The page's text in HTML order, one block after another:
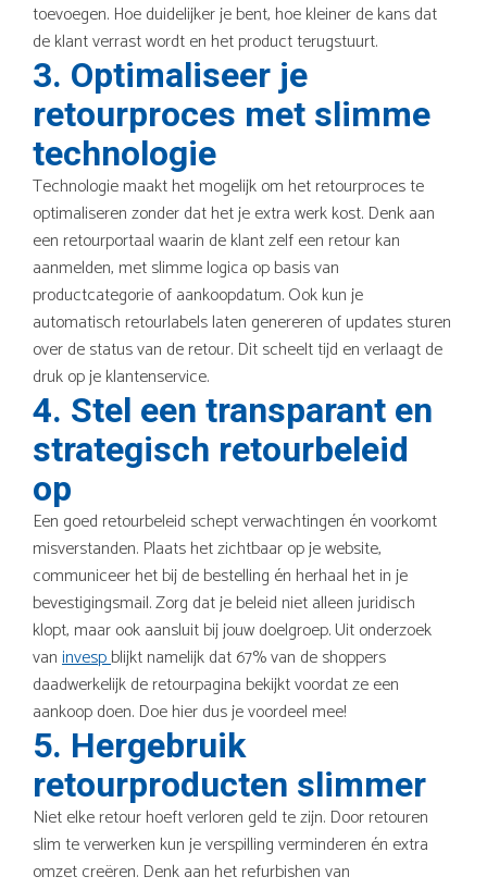
toevoegen. Hoe duidelijker je bent, hoe kleiner de kans dat
de klant verrast wordt en het product terugstuurt.
3. Optimaliseer je
retourproces met slimme
technologie
Technologie maakt het mogelijk om het retourproces te
optimaliseren zonder dat het je extra werk kost. Denk aan
een retourportaal waarin de klant zelf een retour kan
aanmelden, met slimme logica op basis van
productcategorie of aankoopdatum. Ook kun je
automatisch retourlabels laten genereren of updates sturen
over de status van de retour. Dit scheelt tijd en verlaagt de
druk op je klantenservice.
4. Stel een transparant en
strategisch retourbeleid
op
Een goed retourbeleid schept verwachtingen én voorkomt
misverstanden. Plaats het zichtbaar op je website,
communiceer het bij de bestelling én herhaal het in je
bevestigingsmail. Zorg dat je beleid niet alleen juridisch
klopt, maar ook aansluit bij jouw doelgroep. Uit onderzoek
vaninvespblijkt namelijk dat 67% van de shoppers
daadwerkelijk de retourpagina bekijkt voordat ze een
aankoop doen. Doe hier dus je voordeel mee!
5. Hergebruik
retourproducten slimmer
Niet elke retour hoeft verloren geld te zijn. Door retouren
slim te verwerken kun je verspilling verminderen én extra
omzet creëren. Denk aan het refurbishen van